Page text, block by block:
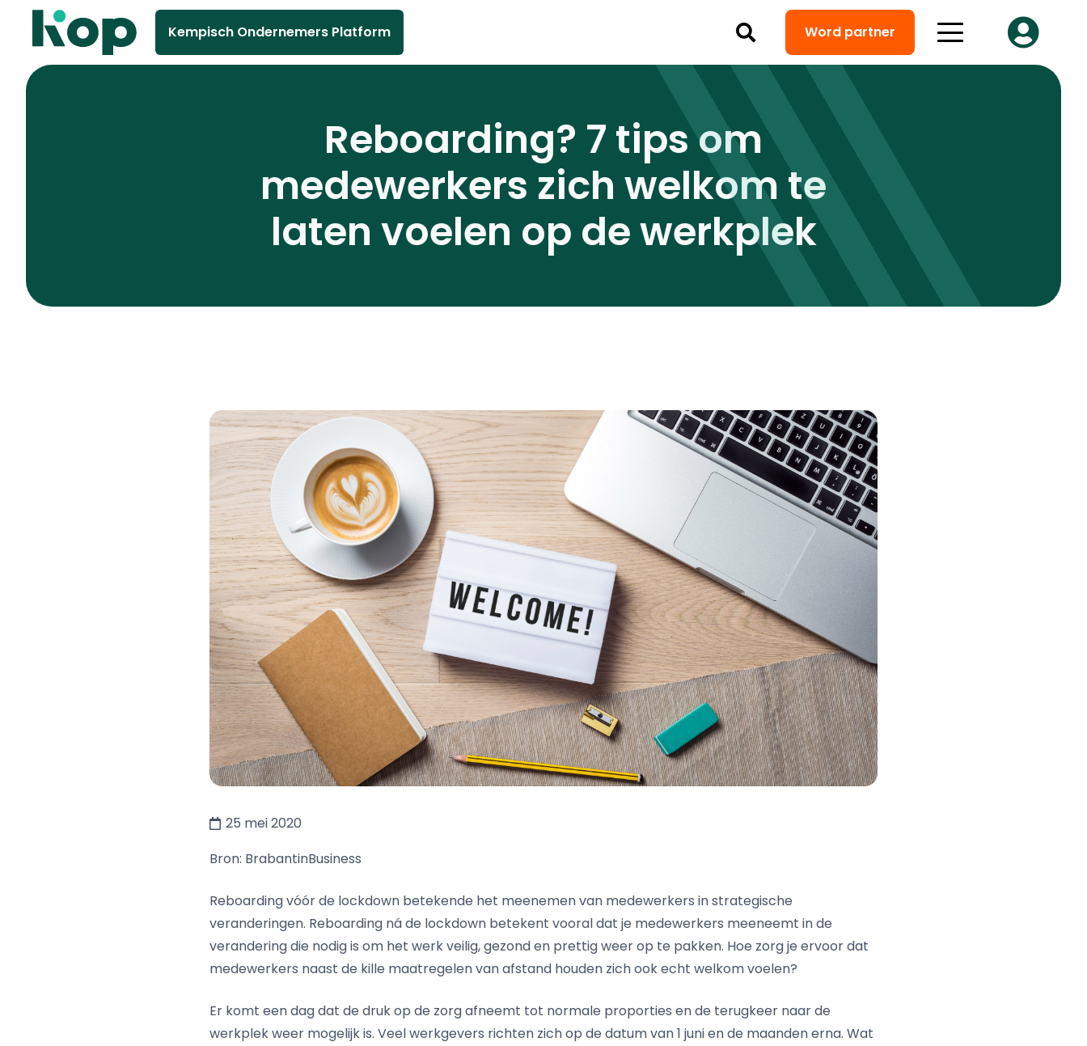
Kempisch Ondernemers Platform Word partner
Reboarding? 7 tips om
medewerkers zich welkom te
laten voelen op de werkplek
25 mei 2020
Bron: BrabantinBusiness
Reboarding vóór de lockdown betekende het meenemen van medewerkers in strategische
veranderingen. Reboarding ná de lockdown betekent vooral dat je medewerkers meeneemt in de
verandering die nodig is om het werk veilig, gezond en prettig weer op te pakken. Hoe zorg je ervoor dat
medewerkers naast de kille maatregelen van afstand houden zich ook echt welkom voelen?
Er komt een dag dat de druk op de zorg afneemt tot normale proporties en de terugkeer naar de
werkplek weer mogelijk is. Veel werkgevers richten zich op de datum van 1 juni en de maanden erna. Wat